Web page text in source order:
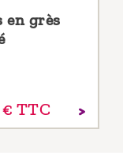
en grès
€ TTC